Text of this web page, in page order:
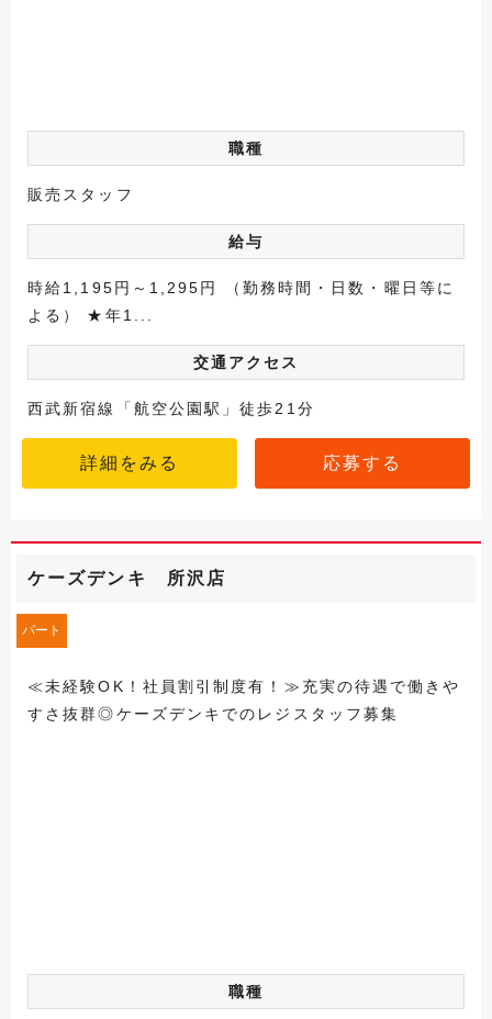
職種
販売スタッフ
給与
時給1,195円～1,295円 （勤務時間・日数・曜日等に
よる） ★年1...
交通アクセス
西武新宿線「航空公園駅」徒歩21分
詳細をみる 応募する
ケーズデンキ 所沢店
パート
≪未経験OK！社員割引制度有！≫充実の待遇で働きや
すさ抜群◎ケーズデンキでのレジスタッフ募集
職種